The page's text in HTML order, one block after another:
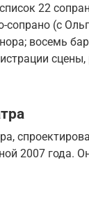
22
сопрано (с
восемь
2007 года.